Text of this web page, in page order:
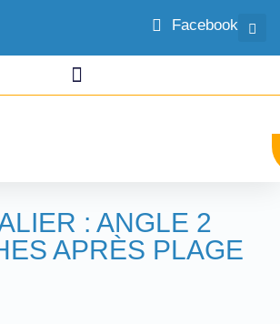
Facebook
: ANGLE 2
APRÈS PLAGE